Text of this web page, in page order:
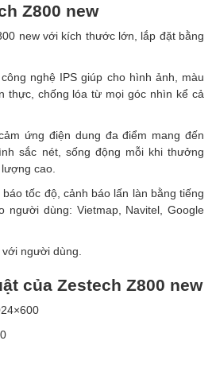
Z800 new
new với kích thước lớn, lắp đặt bằng
nghệ IPS giúp cho hình ảnh, màu
thực, chống lóa từ mọi góc nhìn kể cả
ứng điện dung đa điểm mang đến
sắc nét, sống động mỗi khi thưởng
cao.
tốc độ, cảnh báo lấn làn bằng tiếng
người dùng: Vietmap, Navitel, Google
người dùng.
của Zestech Z800 new